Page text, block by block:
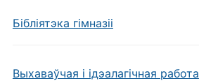
Бібліятэка гімназіі
Выхаваўчая і ідэалагічная работа